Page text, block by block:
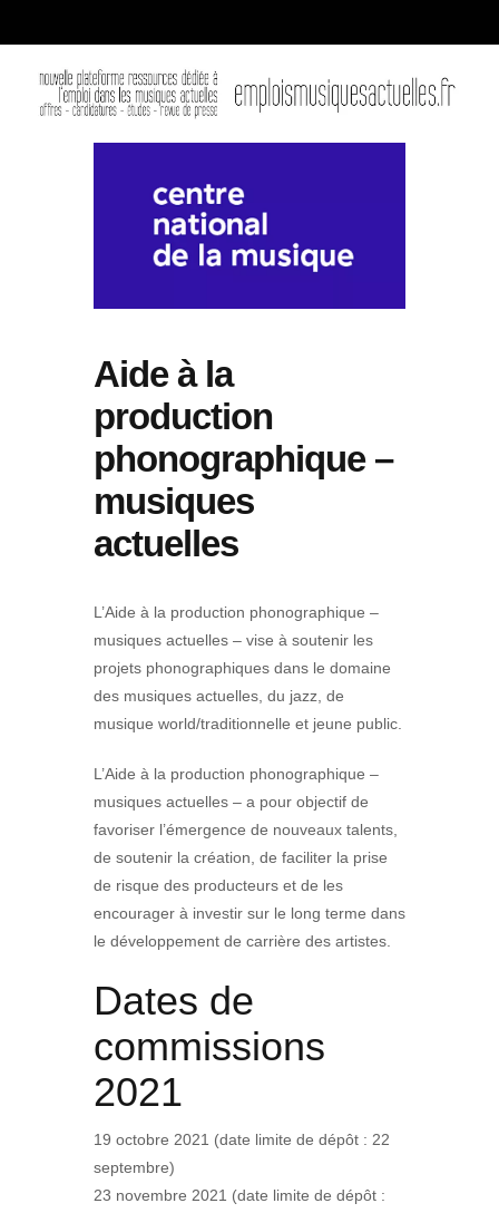
Aide à la
production
phonographique –
musiques
actuelles
L’Aide à la production phonographique –
musiques actuelles – vise à soutenir les
projets phonographiques dans le domaine
des musiques actuelles, du jazz, de
musique world/traditionnelle et jeune public.
L’Aide à la production phonographique –
musiques actuelles – a pour objectif de
favoriser l’émergence de nouveaux talents,
de soutenir la création, de faciliter la prise
de risque des producteurs et de les
encourager à investir sur le long terme dans
le développement de carrière des artistes.
Dates de
commissions
2021
19 octobre 2021 (date limite de dépôt : 22
septembre)
23 novembre 2021 (date limite de dépôt :